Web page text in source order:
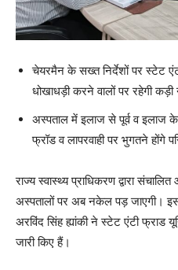
चेयरमैन के सख्त निर्देशों पर स्टेट
धोखाधड़ी करने वालों पर रहेगी
अस्पताल में इलाज से पूर्व व इलाज
फ्रॉड व लापरवाही पर भुगतने होंगे
राज्य स्वास्थ्य प्राधिकरण द्वारा
अस्पतालों पर अब नकेल पड़ जाएगी।
अरविंद सिंह ह्यांकी ने स्टेट एंटी फ्राड
जारी किए हैं।